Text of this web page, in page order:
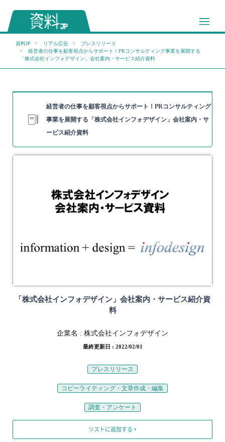
資料JP リアル広告
プレスリリース
経営者の仕事を顧客視点からサポート！PRコンサルティング事業を展開する
「株式会社インフォデザイン」 会社案内・サービス紹介資料
経営者の仕事を顧客視点からサポート！PRコンサルティング
事業を展開する「株式会社インフォデザイン」 会社案内・サ
ービス紹介資料
「株式会社インフォデザイン」会社案内・サービス紹介資
料
企業名 : 株式会社インフォデザイン
最終更新日 : 2022/02/01
プレスリリース
コピーライティング・文章作成・編集
調査・アンケート
リストに追加する +